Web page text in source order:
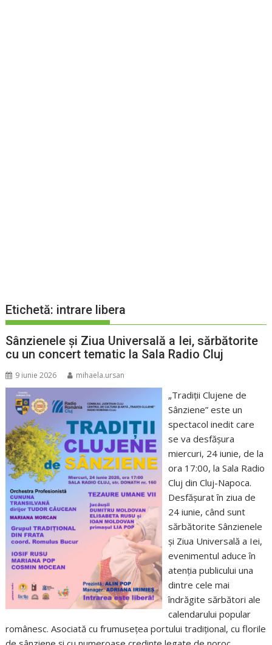
Etichetă: intrare libera
Sânzienele și Ziua Universală a Iei, sărbătorite
cu un concert tematic la Sala Radio Cluj
9 iunie 2026 mihaela.ursan
„Tradiții Clujene de
Sânziene” este un
spectacol inedit care
se va desfășura
miercuri, 24 iunie, de la
ora 17:00, la Sala Radio
Cluj din Cluj-Napoca.
Desfășurat în ziua de
24 iunie, când sunt
sărbătorite Sânzienele
și Ziua Universală a Iei,
evenimentul aduce în
atenția publicului una
dintre cele mai
îndrăgite sărbători ale
calendarului popular
românesc. Asociată cu frumusețea portului tradițional, cu florile